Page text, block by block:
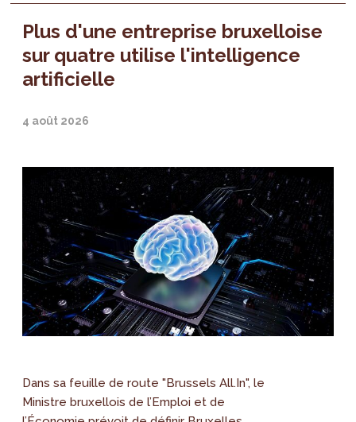
Plus d'une entreprise bruxelloise
sur quatre utilise l'intelligence
artificielle
4 août 2026
Dans sa feuille de route "Brussels All.In", le
Ministre bruxellois de l’Emploi et de